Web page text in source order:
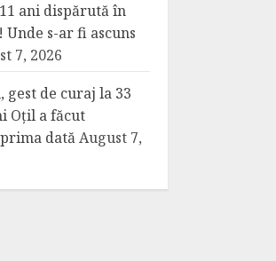
ani dispărută în
Unde s-ar fi ascuns
7, 2026
gest de curaj la 33
Oțil a făcut
datăAugust 7,